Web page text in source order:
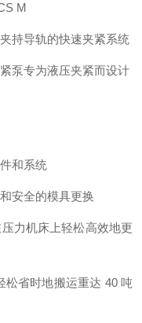
M
持导轨的快速夹紧系统
泵专为液压夹紧而设计
和系统
安全的模具更换
力机床上轻松高效地更
松省时地搬运重达 40 吨